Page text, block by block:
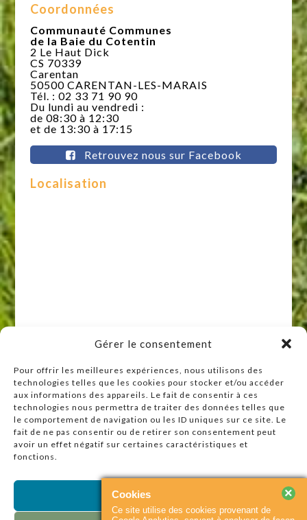
Gérer le consentement
Pour offrir les meilleures expériences, nous utilisons des
technologies telles que les cookies pour stocker et/ou accéder
aux informations des appareils. Le fait de consentir à ces
technologies nous permettra de traiter des données telles que
le comportement de navigation ou les ID uniques sur ce site. Le
fait de ne pas consentir ou de retirer son consentement peut
avoir un effet négatif sur certaines caractéristiques et
fonctions.
Accepter
Coordonnées
Communauté Communes
de la Baie du Cotentin
2 Le Haut Dick
CS 70339
Carentan
50500 CARENTAN-LES-MARAIS
Tél. : 02 33 71 90 90
Du lundi au vendredi :
de 08:30 à 12:30
et de 13:30 à 17:15
Retrouvez nous sur Facebook
Localisation
Raccourcis
Accueil
Actualités
Agenda
Plan du site
Cookies
Ce site utilise des cookies provenant de
×